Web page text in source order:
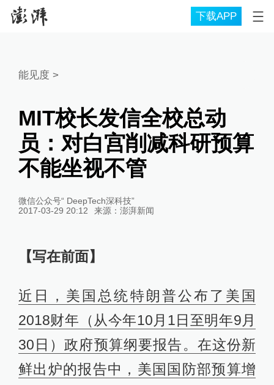
下载APP
能见度 >
MIT校长发信全校总动
员：对白宫削减科研预算
不能坐视不管
微信公众号“ DeepTech深科技”
2017-03-29 20:12
来源： 澎湃新闻
【写在前面】
近日，美国总统特朗普公布了美国
2018财年（从今年10月1日至明年9月
30日）政府预算纲要报告。在这份新
鲜出炉的报告中，美国国防部预算增